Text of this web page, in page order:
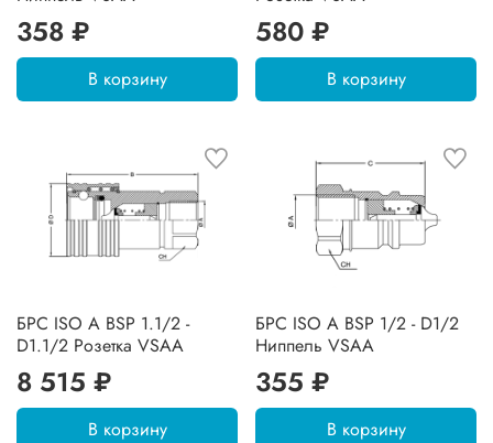
358 ₽
В корзину
580 ₽
В корзину
БРС ISO A BSP 1.1/2 -
D1.1/2 Розетка VSAA
8 515 ₽
В корзину
БРС ISO A BSP 1/2 - D1/2
Ниппель VSAA
355 ₽
В корзину